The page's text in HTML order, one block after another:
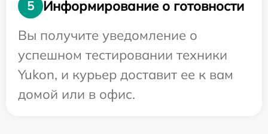
5
Информирование о готовности
Вы получите уведомление о
успешном тестировании техники
Yukon, и курьер доставит ее к вам
домой или в офис.